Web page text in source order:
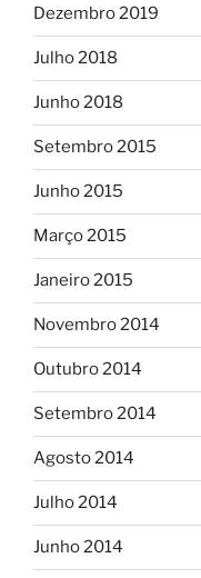
Dezembro 2019
Julho 2018
Junho 2018
Setembro 2015
Junho 2015
Março 2015
Janeiro 2015
Novembro 2014
Outubro 2014
Setembro 2014
Agosto 2014
Julho 2014
Junho 2014